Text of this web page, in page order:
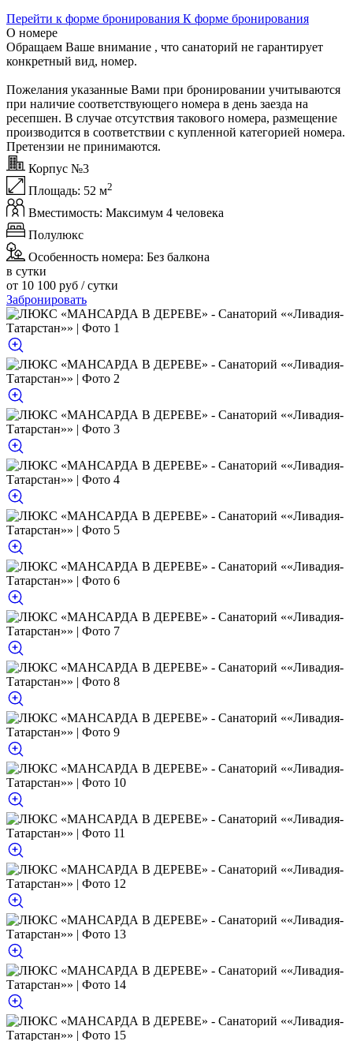
Перейти к форме бронирования К форме бронирования
О номере
Обращаем Ваше внимание , что санаторий не гарантирует
конкретный вид, номер.
Пожелания указанные Вами при бронировании учитываются
при наличие соответствующего номера в день заезда на
ресепшен. В случае отсутствия такового номера, размещение
производится в соответствии с купленной категорией номера.
Претензии не принимаются.
Корпус №3
Площадь: 52 м2
Вместимость: Максимум 4 человека
Полулюкс
Особенность номера: Без балкона
в сутки
от 10 100 руб / сутки
Забронировать